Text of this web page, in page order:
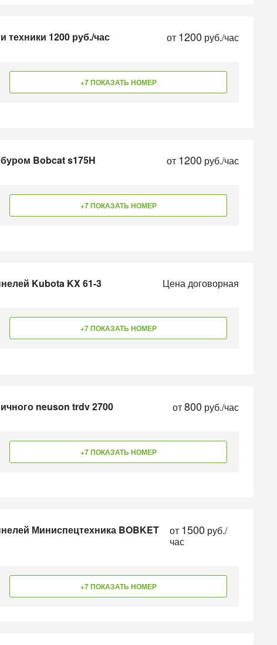
техники 1200 руб./час от 1200 руб./час
+7 ПОКАЗАТЬ НОМЕР
Bobcat s175H от 1200 руб./час
+7 ПОКАЗАТЬ НОМЕР
Kubota KX 61-3 Цена договорная
+7 ПОКАЗАТЬ НОМЕР
neuson trdv 2700 от800 руб./час
+7 ПОКАЗАТЬ НОМЕР
Миниспецтехника BOBKET
от 1500 руб./
час
+7 ПОКАЗАТЬ НОМЕР